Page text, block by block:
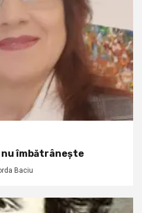
nu îmbătrânește
Baciu